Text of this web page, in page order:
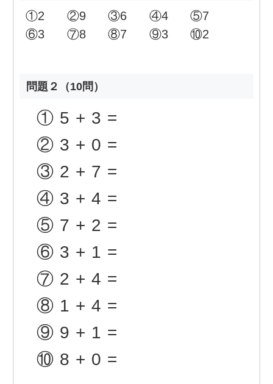
①2 ②9 ③6 ④4 ⑤7
⑥3 ⑦8 ⑧7 ⑨3 ⑩2
問題２（10問）
① 5+3=
② 3+0=
③ 2+7=
④ 3+4=
⑤ 7+2=
⑥ 3+1=
⑦ 2+4=
⑧ 1+4=
⑨ 9+1=
⑩ 8+0=